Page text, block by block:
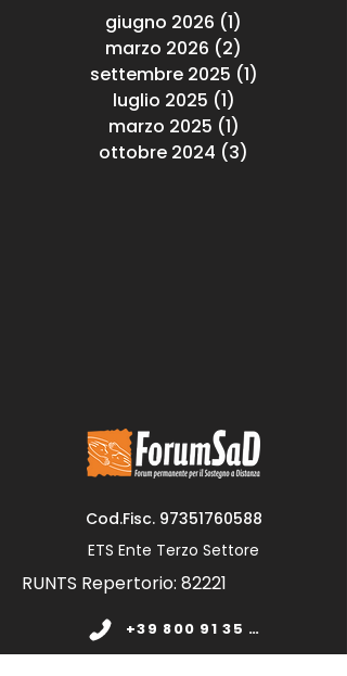
giugno 2026 (1)
marzo 2026 (2)
settembre 2025 (1)
luglio 2025 (1)
marzo 2025 (1)
ottobre 2024 (3)
Cod.Fisc. 97351760588
ETS Ente Terzo Settore
RUNTS Repertorio: 82221
+39 800 91 35 11